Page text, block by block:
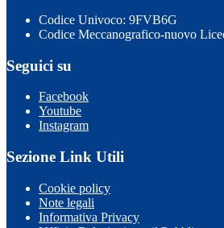
Codice Univoco: 9FVB6G
Codice Meccanografico-nuovo
Seguici su
Facebook
Youtube
Instagram
Sezione Link Utili
Cookie policy
Note legali
Informativa Privacy